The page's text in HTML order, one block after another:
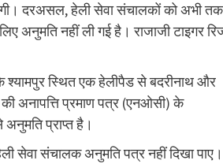
दरअसल, हेली सेवा संचालकों को अभी तक
अनुमति नहीं ली गई है। राजाजी टाइगर
के श्यामपुर स्थित एक हेलीपैड से बदरीनाथ और
अनापत्ति प्रमाण पत्र (एनओसी) के
प्राप्त है।
सेवा संचालक अनुमति पत्र नहीं दिखा पाए।